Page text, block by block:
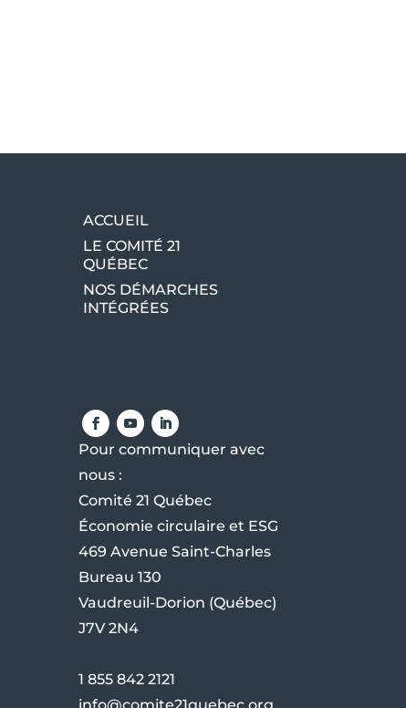
ACCUEIL
LE COMITÉ 21
QUÉBEC
NOS DÉMARCHES
INTÉGRÉES
Pour communiquer avec
nous :
Comité 21 Québec
Économie circulaire et ESG
469 Avenue Saint-Charles
Bureau 130
Vaudreuil-Dorion (Québec)
J7V 2N4
1 855 842 2121